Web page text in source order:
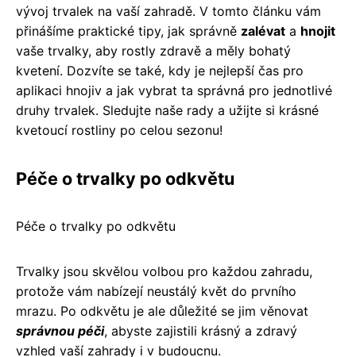
vývoj trvalek na vaší zahradě. V tomto článku vám
přinášíme praktické tipy, jak správně zalévat a hnojit
vaše trvalky, aby rostly zdravě a měly bohatý
kvetení. Dozvíte se také, kdy je nejlepší čas pro
aplikaci hnojiv a jak vybrat ta správná pro jednotlivé
druhy trvalek. Sledujte naše rady a užijte si krásné
kvetoucí rostliny po celou sezonu!
Péče o trvalky po odkvětu
Péče o trvalky po odkvětu
Trvalky jsou skvělou volbou pro každou zahradu,
protože vám nabízejí neustálý květ do prvního
mrazu. Po odkvětu je ale důležité se jim věnovat
správnou péči, abyste zajistili krásný a zdravý
vzhled vaší zahrady i v budoucnu.